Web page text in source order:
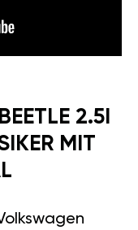
2.5I
MIT